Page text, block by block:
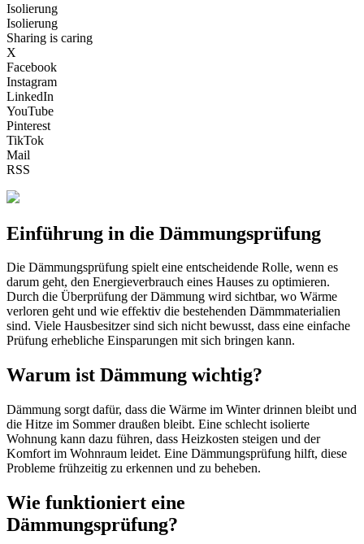
Isolierung
Isolierung
Sharing is caring
X
Facebook
Instagram
LinkedIn
YouTube
Pinterest
TikTok
Mail
RSS
Einführung in die Dämmungsprüfung
Die Dämmungsprüfung spielt eine entscheidende Rolle, wenn es
darum geht, den Energieverbrauch eines Hauses zu optimieren.
Durch die Überprüfung der Dämmung wird sichtbar, wo Wärme
verloren geht und wie effektiv die bestehenden Dämmmaterialien
sind. Viele Hausbesitzer sind sich nicht bewusst, dass eine einfache
Prüfung erhebliche Einsparungen mit sich bringen kann.
Warum ist Dämmung wichtig?
Dämmung sorgt dafür, dass die Wärme im Winter drinnen bleibt und
die Hitze im Sommer draußen bleibt. Eine schlecht isolierte
Wohnung kann dazu führen, dass Heizkosten steigen und der
Komfort im Wohnraum leidet. Eine Dämmungsprüfung hilft, diese
Probleme frühzeitig zu erkennen und zu beheben.
Wie funktioniert eine
Dämmungsprüfung?